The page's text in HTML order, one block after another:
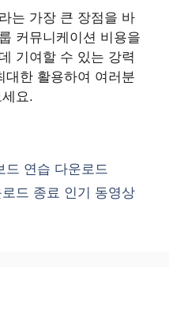
는 가장 큰 장점을 바
커뮤니케이션 비용을
기여할 수 있는 강력
대한 활용하여 여러분
요.
드 연습 다운로드
드 종료 인기 동영상